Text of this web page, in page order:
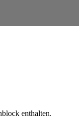
enthalten.